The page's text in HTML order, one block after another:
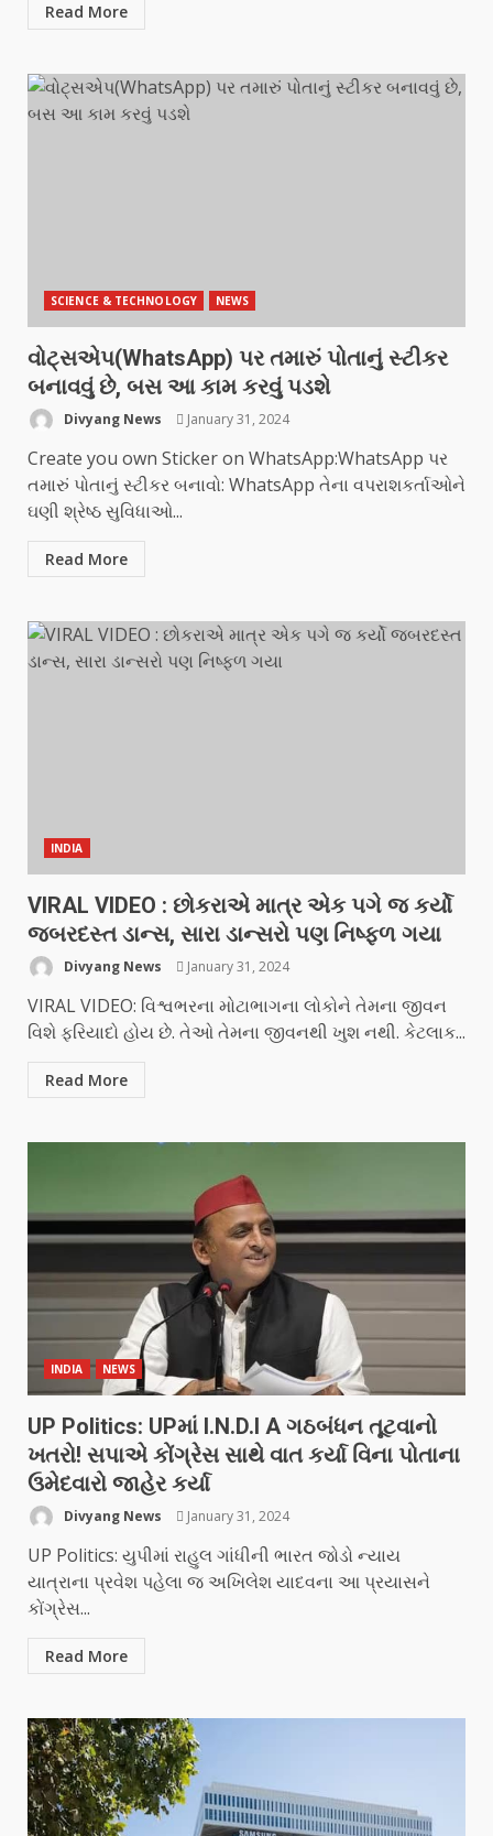
Read More
SCIENCE & TECHNOLOGY NEWS
વોટ્સએપ(WhatsApp) પર તમારું પોતાનું સ્ટીકર
બનાવવું છે, બસ આ કામ કરવું પડશે
Divyang News January 31, 2024
Create you own Sticker on WhatsApp:WhatsApp પર
તમારું પોતાનું સ્ટીકર બનાવો: WhatsApp તેના વપરાશકર્તાઓને
ઘણી શ્રેષ્ઠ સુવિધાઓ...
Read More
INDIA
VIRAL VIDEO : છોકરાએ માત્ર એક પગે જ કર્યો
જબરદસ્ત ડાન્સ, સારા ડાન્સરો પણ નિષ્ફળ ગયા
Divyang News January 31, 2024
VIRAL VIDEO: વિશ્વભરના મોટાભાગના લોકોને તેમના જીવન
વિશે ફરિયાદો હોય છે. તેઓ તેમના જીવનથી ખુશ નથી. કેટલાક...
Read More
INDIA NEWS
UP Politics: UPમાં I.N.D.I A ગઠબંધન તૂટવાનો
ખતરો! સપાએ કોંગ્રેસ સાથે વાત કર્યા વિના પોતાના
ઉમેદવારો જાહેર કર્યા
Divyang News January 31, 2024
UP Politics: યુપીમાં રાહુલ ગાંધીની ભારત જોડો ન્યાય
યાત્રાના પ્રવેશ પહેલા જ અખિલેશ યાદવના આ પ્રયાસને
કોંગ્રેસ...
Read More